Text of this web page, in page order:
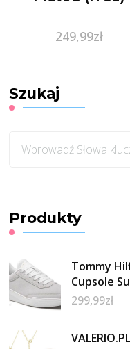
249,99zł
Szukaj
czegoś?
Produkty
Tommy
Cupsole
299,99zł